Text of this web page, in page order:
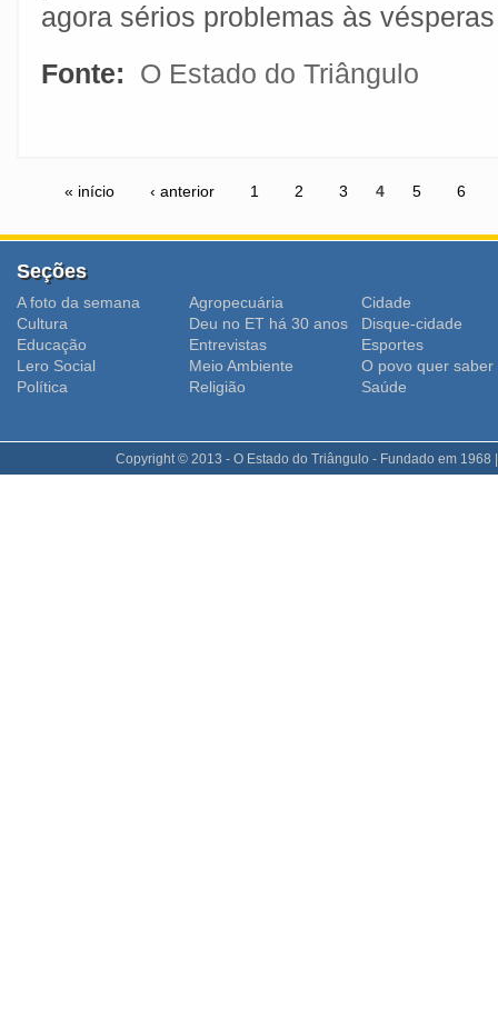
agora sérios problemas às
Fonte:
O Estado do Triângulo
« início ‹ anterior 1 2 3 4 5 6
Seções
A foto da semana Agropecuária
Cidade
Cultura
Deu no ET há 30 anos
Disque-cidade
Educação
Entrevistas
Esportes
Lero Social
Meio Ambiente
O povo quer saber
Polí­tica
Religião Saúde
Copyright © 2013 - O Estado do Triângulo - Fundado em